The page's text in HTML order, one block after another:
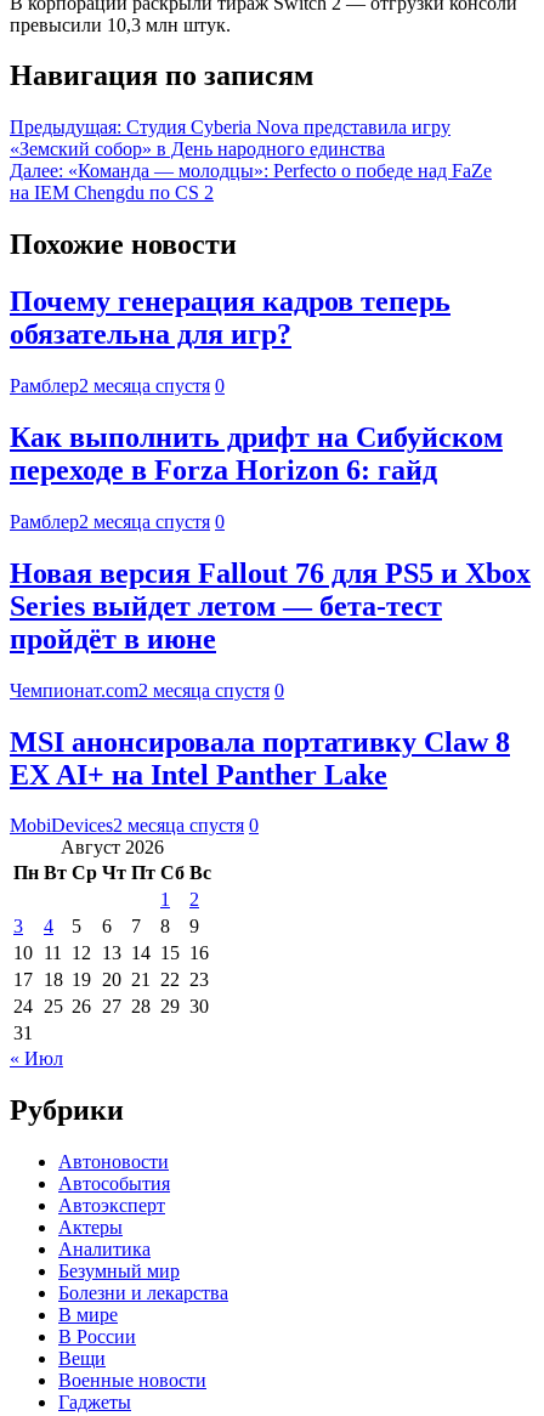
превысили 10,3 млн штук.
Навигация по записям
Предыдущая: Студия Cyberia Nova представила игру
«Земский собор» в День народного единства
Далее: «Команда — молодцы»: Perfecto о победе над FaZe
на IEM Chengdu по CS 2
Похожие новости
Почему генерация кадров теперь
обязательна для игр?
Рамблер2 месяца спустя 0
Как выполнить дрифт на Сибуйском
переходе в Forza Horizon 6: гайд
Рамблер2 месяца спустя 0
Новая версия Fallout 76 для PS5 и Xbox
Series выйдет летом — бета-тест
пройдёт в июне
Чемпионат.com2 месяца спустя 0
MSI анонсировала портативку Claw 8
EX AI+ на Intel Panther Lake
MobiDevices2 месяца спустя 0
Август 2026
Пн Вт Ср Чт Пт Сб Вс
1
2
3
4 5 6 7 8
9
10 11 12 13 14 15 16
17 18 19 20 21 22 23
24 25 26 27 28 29 30
31
« Июл
Рубрики
Автоновости
Автособытия
Автоэксперт
Актеры
Аналитика
Безумный мир
Болезни и лекарства
В мире
В России
Вещи
Военные новости
Гаджеты